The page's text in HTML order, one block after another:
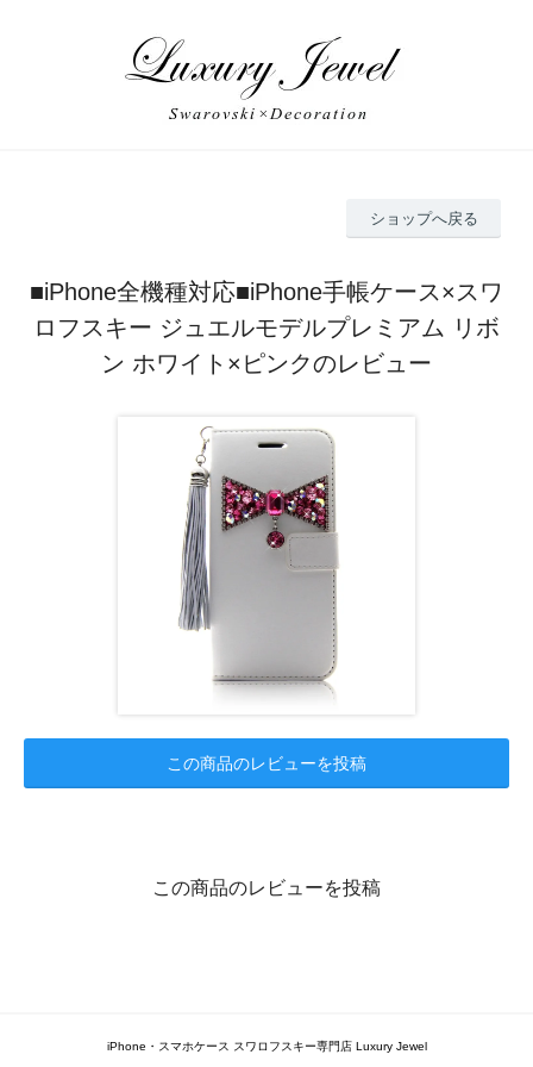
ショップへ戻る
■iPhone全機種対応■iPhone手帳ケース×スワ
ロフスキー ジュエルモデルプレミアム リボ
ン ホワイト×ピンクのレビュー
この商品のレビューを投稿
この商品のレビューを投稿
iPhone・スマホケース スワロフスキー専門店 Luxury Jewel